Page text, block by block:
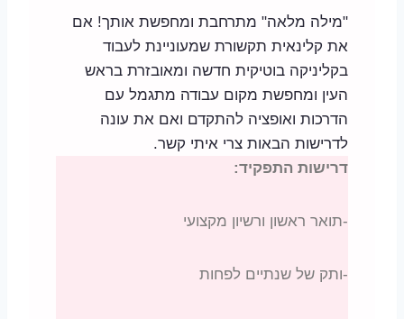
"מילה מלאה" מתרחבת ומחפשת אותך! אם
את קלינאית תקשורת שמעוניינת לעבוד
בקליניקה בוטיקית חדשה ומאובזרת בראש
העין ומחפשת מקום עבודה מתגמל עם
הדרכות ואופציה להתקדם ואם את עונה
לדרישות הבאות צרי איתי קשר.
דרישות התפקיד:
-תואר ראשון ורשיון מקצועי
-ותק של שנתיים לפחות